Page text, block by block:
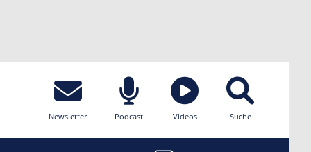
Newsletter Podcast Videos Suche